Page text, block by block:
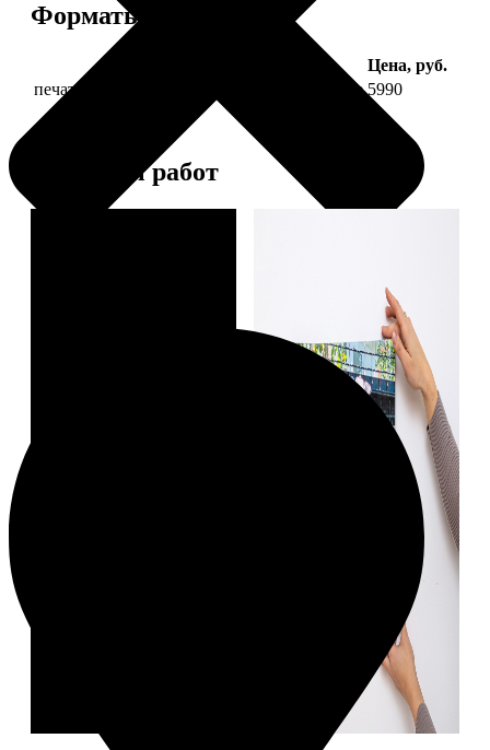
Форматы и цены
Цена, руб.
печать фото на холсте 50х70 на подрамнике 5990
Примеры работ